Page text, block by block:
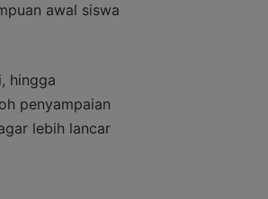
awal siswa
hingga
penyampaian
lebih lancar